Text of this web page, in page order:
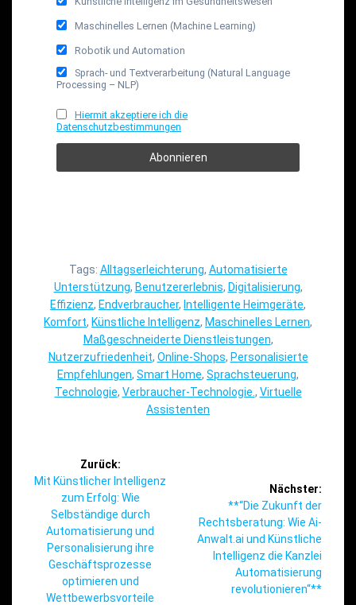
Maschinelles Lernen (Machine Learning)
Robotik und Automation
Sprach- und Textverarbeitung (Natural Language
Processing – NLP)
Hiermit akzeptiere ich die
Datenschutzbestimmungen
Tags: Alltagserleichterung, Automatisierte
Unterstützung, Benutzererlebnis, Digitalisierung,
Effizienz, Endverbraucher, Intelligente Heimgeräte,
Komfort, Künstliche Intelligenz, Maschinelles Lernen,
Maßgeschneiderte Dienstleistungen,
Nutzerzufriedenheit, Online-Shops, Personalisierte
Empfehlungen, Smart Home, Sprachsteuerung,
Technologie, Verbraucher-Technologie. , Virtuelle
Assistenten
Beitragsnavigation
Zurück:
Vorheriger
Beitrag:
Mit Künstlicher Intelligenz
zum Erfolg: Wie
Selbständige durch
Automatisierung und
Personalisierung ihre
Geschäftsprozesse
optimieren und
Wettbewerbsvorteile
Nächster:
Nächster
Beitrag:
**“Die Zukunft der
Rechtsberatung: Wie Ai-
Anwalt.ai und Künstliche
Intelligenz die Kanzlei
Automatisierung
revolutionieren“**